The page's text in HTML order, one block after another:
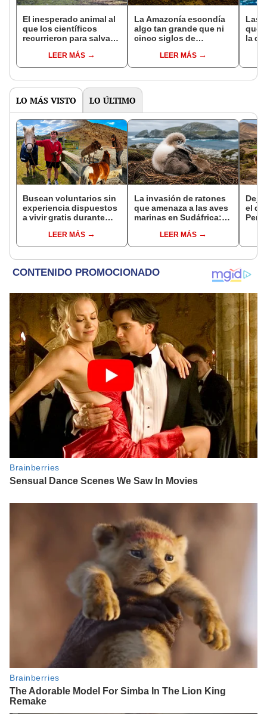
El inesperado animal al
que los científicos
recurrieron para salvar
reintroducción de un
asno salvaje está
en un paisaje con más
LEER MÁS
La Amazonía escondía
algo tan grande que ni
cinco siglos de
encontrarlo: el hallazgo
podría cambiar todo lo
pasado
LEER MÁS
Las
que
la de
LO MÁS VISTO LO ÚLTIMO
Buscan voluntarios sin
experiencia dispuestos
a vivir gratis durante
cuidar caballos, burros
y otros animales
LEER MÁS
La invasión de ratones
que amenaza a las aves
marinas en Sudáfrica:
erradicación histórica
en 2028
LEER MÁS
Dejó
el